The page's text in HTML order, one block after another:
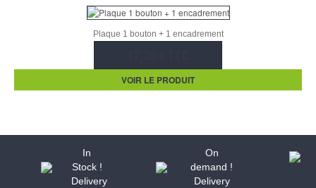
Plaque 1 bouton + 1 encadrement
VOIR LE PRODUIT
In
Stock !
Delivery
On
demand !
Delivery